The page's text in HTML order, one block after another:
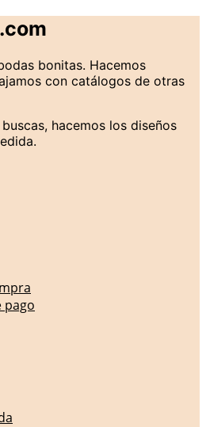
bonitas. Hacemos
con catálogos de otras
hacemos los diseños
pago